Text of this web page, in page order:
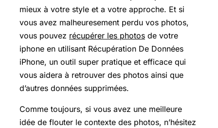
mieux à votre style et a votre approche. Et si
vous avez malheuresement perdu vos photos,
vous pouvez récupérer les photos de votre
iphone en utilisant Récupération De Données
iPhone, un outil super pratique et efficace qui
vous aidera à retrouver des photos ainsi que
d’autres données supprimées.
Comme toujours, si vous avez une meilleure
idée de flouter le contexte des photos, n’hésitez